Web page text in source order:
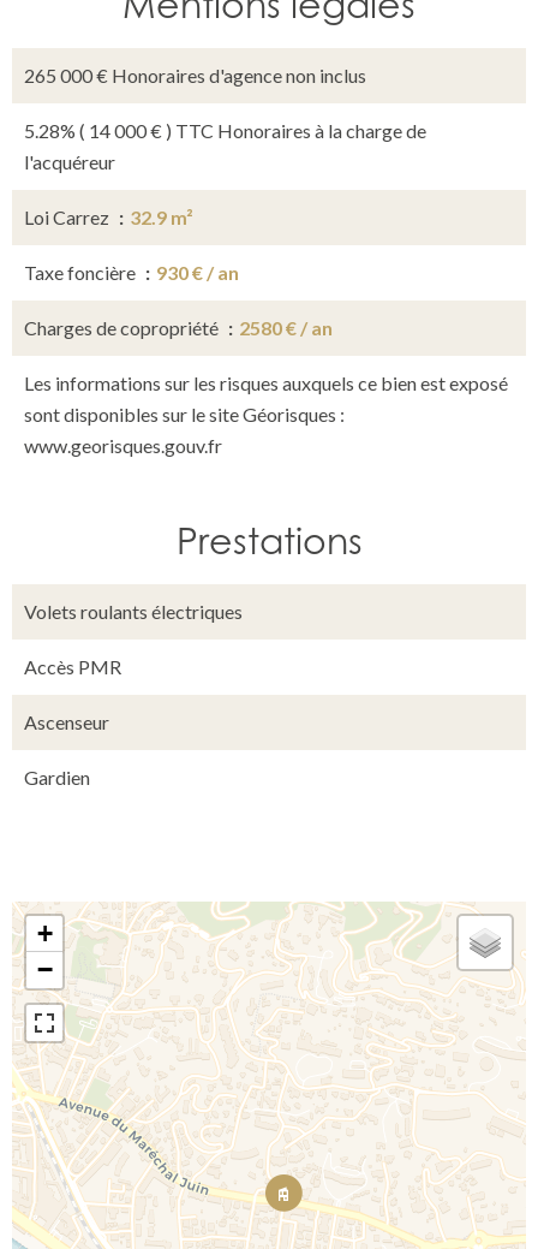
265 000 € Honoraires d'agence non inclus
5.28% ( 14 000 € ) TTC Honoraires à la charge de
l'acquéreur
Loi Carrez 32.9 m²
Taxe foncière 930 € / an
Charges de copropriété 2580 € / an
Les informations sur les risques auxquels ce bien est exposé
sont disponibles sur le site Géorisques :
www.georisques.gouv.fr
Prestations
Volets roulants électriques
Accès PMR
Ascenseur
Gardien
+
−